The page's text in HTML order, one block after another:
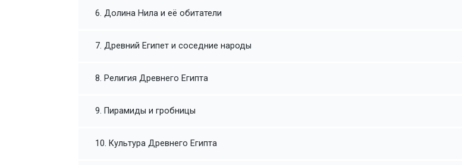
6. Долина Нила и её обитатели
7. Древний Египет и соседние народы
8. Религия Древнего Египта
9. Пирамиды и гробницы
10. Культура Древнего Египта